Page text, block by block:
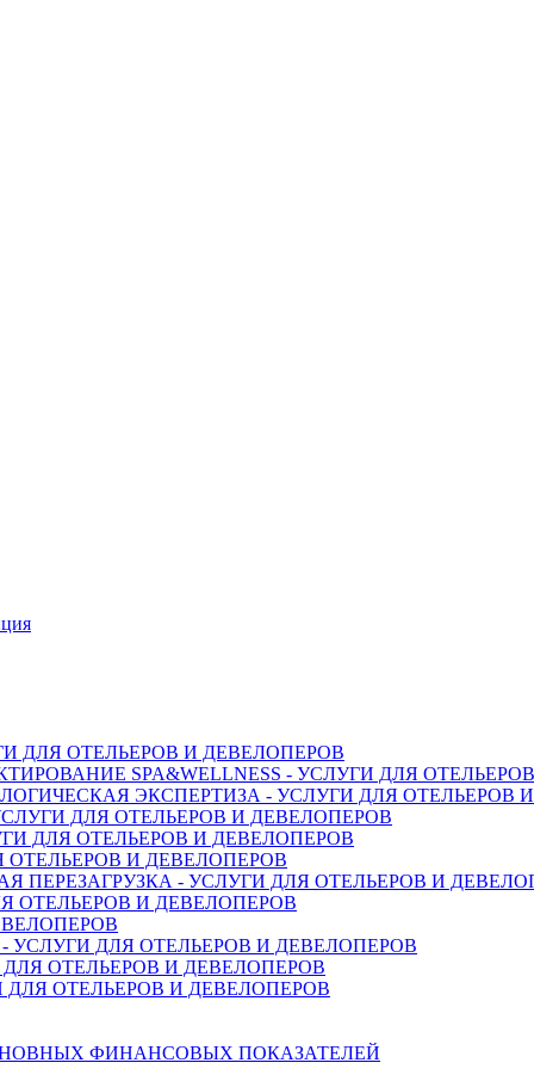
ДЛЯ ОТЕЛЬЕРОВ И ДЕВЕЛОПЕРОВ
SPA&WELLNESS - УСЛУГИ ДЛЯ
ЭКСПЕРТИЗА - УСЛУГИ ДЛЯ ОТЕЛЬЕРОВ
ДЛЯ ОТЕЛЬЕРОВ И ДЕВЕЛОПЕРОВ
ДЛЯ ОТЕЛЬЕРОВ И ДЕВЕЛОПЕРОВ
ОТЕЛЬЕРОВ И ДЕВЕЛОПЕРОВ
ПЕРЕЗАГРУЗКА - УСЛУГИ ДЛЯ ОТЕЛЬЕРОВ И
ОТЕЛЬЕРОВ И ДЕВЕЛОПЕРОВ
ДЛЯ ОТЕЛЬЕРОВ И ДЕВЕЛОПЕРОВ
ОТЕЛЬЕРОВ И ДЕВЕЛОПЕРОВ
ОТЕЛЬЕРОВ И ДЕВЕЛОПЕРОВ
ФИНАНСОВЫХ ПОКАЗАТЕЛЕЙ